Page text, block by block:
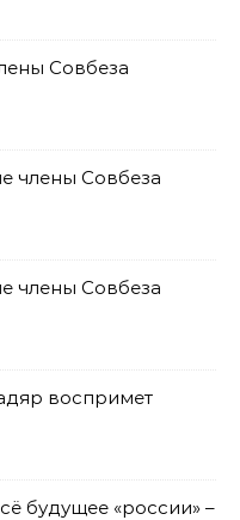
Совбеза
члены Совбеза
члены Совбеза
воспримет
будущее «россии» –